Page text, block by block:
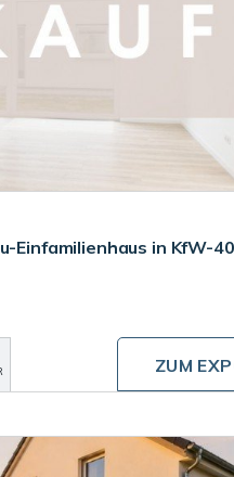
Einfamilienhaus in KfW-40
ZUM